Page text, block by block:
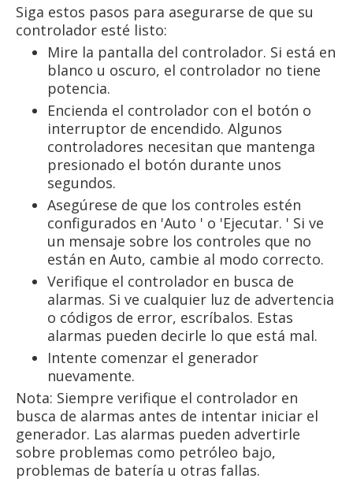
Siga estos pasos para asegurarse de que su
controlador esté listo:
Mire la pantalla del controlador. Si está en
blanco u oscuro, el controlador no tiene
potencia.
Encienda el controlador con el botón o
interruptor de encendido. Algunos
controladores necesitan que mantenga
presionado el botón durante unos
segundos.
Asegúrese de que los controles estén
configurados en 'Auto ' o 'Ejecutar. ' Si ve
un mensaje sobre los controles que no
están en Auto, cambie al modo correcto.
Verifique el controlador en busca de
alarmas. Si ve cualquier luz de advertencia
o códigos de error, escríbalos. Estas
alarmas pueden decirle lo que está mal.
Intente comenzar el generador
nuevamente.
Nota: Siempre verifique el controlador en
busca de alarmas antes de intentar iniciar el
generador. Las alarmas pueden advertirle
sobre problemas como petróleo bajo,
problemas de batería u otras fallas.